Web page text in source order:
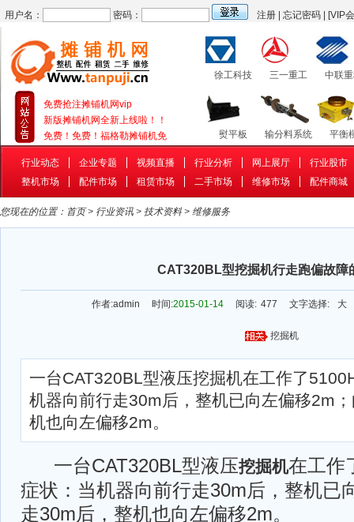
用户名： 密码： 注册 忘记密码 [VIP
免费抢注摊铺机网vip
新版摊铺机网全新上线啦！！
免费！免费！福格勒摊铺机免
徐工科技 三一重工 中联
熨平板 输分料系统 平衡
行业动态 企业专题 视频直播 行业分析 网上展厅
行业股市
整机市场
配件市场 租赁市场 二手市场 维修市场 配件商城
您现在的位置： 首页> 行业资讯 > 技术资料> 维修服务
CAT320BL型挖掘机行走跑偏故障
作者:admin 时间:2015-01-14 阅读: 477 文字选择: 大
挖掘机
一台CAT320BL型液压挖掘机在工作了
机器向前行走30m后，整机已向左偏移2m
机也向左偏移2m。
一台CAT320BL型液压挖掘机在工作
症状：当机器向前行走30m后，整机已
走30m后，整机也向左偏移2m。